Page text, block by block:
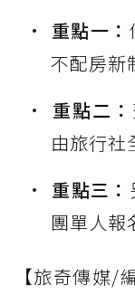
重點一：
不配房新
重點二：
由旅行社
重點三：
團單人報
【旅奇傳媒/